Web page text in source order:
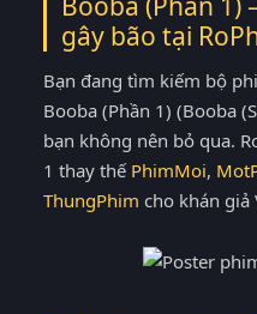
gây bão tại
Bạn đang tìm kiếm bộ
Booba (Phần 1) (Booba
bạn không nên bỏ qua.
1 thay thế PhimMoi,
ThungPhim cho khán giả